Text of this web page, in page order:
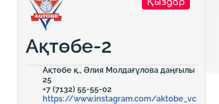
Ақтөбе-2
Ақтөбе қ., Әлия Молдағұлова даңғылы
25
+7 (7132) 55-55-02
https://www.instagram.com/aktobe_vc